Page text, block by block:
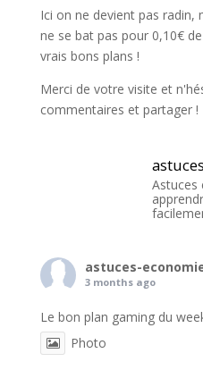
Ici on ne devient pas
ne se bat pas pour 0,10€
vrais bons plans !
Merci de votre visite et
commentaires et partager !
Astuces
astuces-
3 months ago
Le bon plan gaming du
Photo